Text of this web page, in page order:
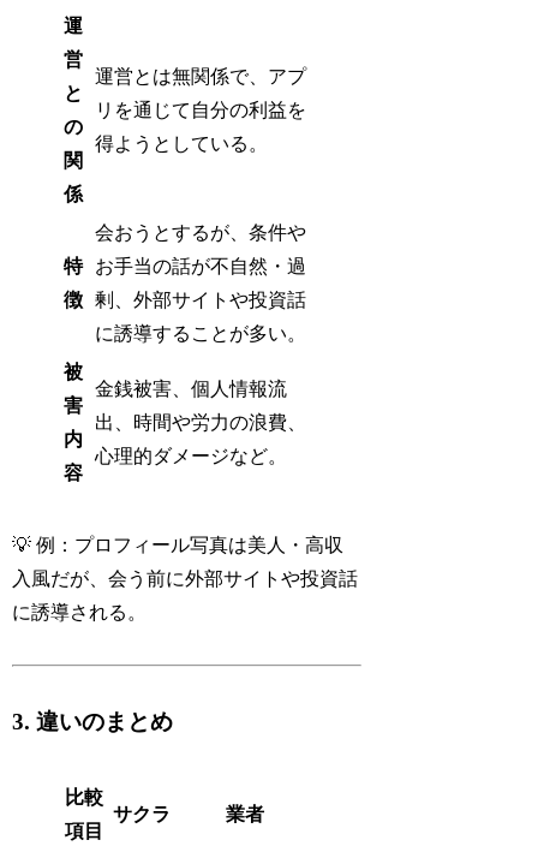
運
営
と
の
関
係
運営とは無関係で、アプ
リを通じて自分の利益を
得ようとしている。
特
徴
会おうとするが、条件や
お手当の話が不自然・過
剰、外部サイトや投資話
に誘導することが多い。
被
害
内
容
金銭被害、個人情報流
出、時間や労力の浪費、
心理的ダメージなど。
💡 例：プロフィール写真は美人・高収
入風だが、会う前に外部サイトや投資話
に誘導される。
3. 違いのまとめ
比較
項目
サクラ 業者